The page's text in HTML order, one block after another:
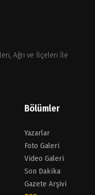
Ağrı ve İlçeleri İle
Bölümler
Yazarlar
Foto Galeri
Video Galeri
Son Dakika
Gazete Arşivi